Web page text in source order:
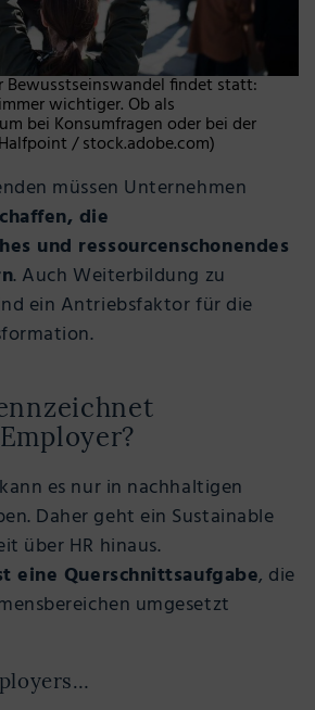
Bewusstseinswandel findet statt:
wichtiger. Ob als
bei Konsumfragen oder bei der
/ stock.adobe.com)
müssen Unternehmen
die
und ressourcenschonendes
. Auch Weiterbildung zu
ein Antriebsfaktor für die
es nur in nachhaltigen
Daher geht ein Sustainable
über HR hinaus.
eine Querschnittsaufgabe, die
umgesetzt